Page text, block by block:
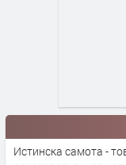
Истинска самота -